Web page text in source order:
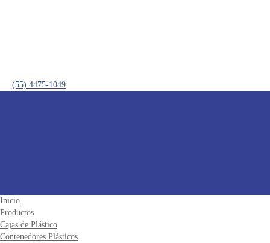
(55) 4475-1049
Inicio
Productos
Cajas de Plástico
Contenedores Plásticos